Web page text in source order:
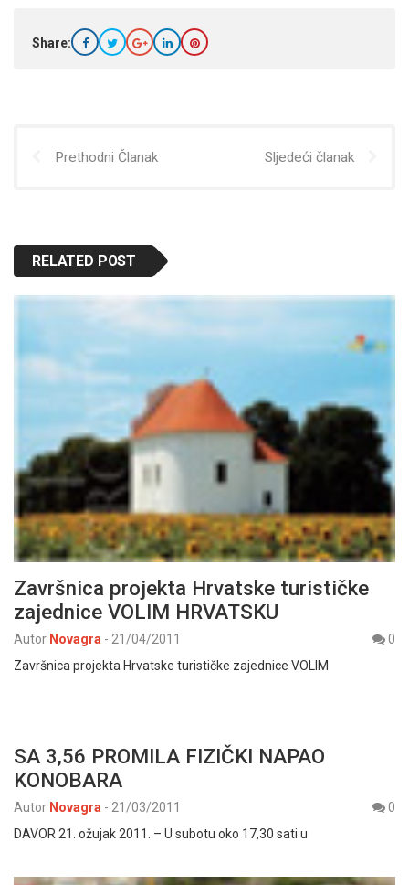
Share:
Prethodni Članak Sljedeći članak
RELATED POST
Završnica projekta Hrvatske turističke
zajednice VOLIM HRVATSKU
Autor Novagra - 21/04/2011
0
Završnica projekta Hrvatske turističke zajednice VOLIM
SA 3,56 PROMILA FIZIČKI NAPAO
KONOBARA
Autor Novagra - 21/03/2011
0
DAVOR 21. ožujak 2011. – U subotu oko 17,30 sati u